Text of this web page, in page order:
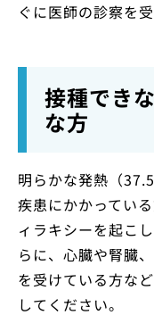
ぐに医師の診察を
接種でき
な方
明らかな発熱（
疾患にかかってい
ィラキシーを起こ
らに、心臓や腎臓
を受けている方な
してください。